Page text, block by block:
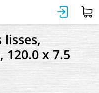
120.0 x 7.5